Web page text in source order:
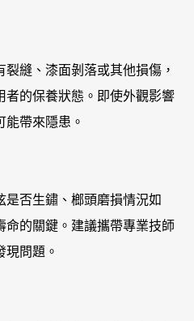
縫、漆面剝落或其他損傷，
者的保養狀態。即使外觀影響
能帶來隱患。
否生鏽、榔頭磨損情況如
命的關鍵。建議攜帶專業技師
現問題。